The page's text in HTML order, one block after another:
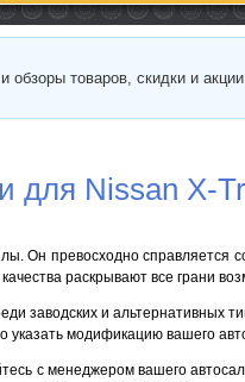
обзоры товаров, скидки и
для Nissan X-
Он превосходно справляется
раскрывают все грани
заводских и альтернативных
указать модификацию вашего
с менеджером вашего